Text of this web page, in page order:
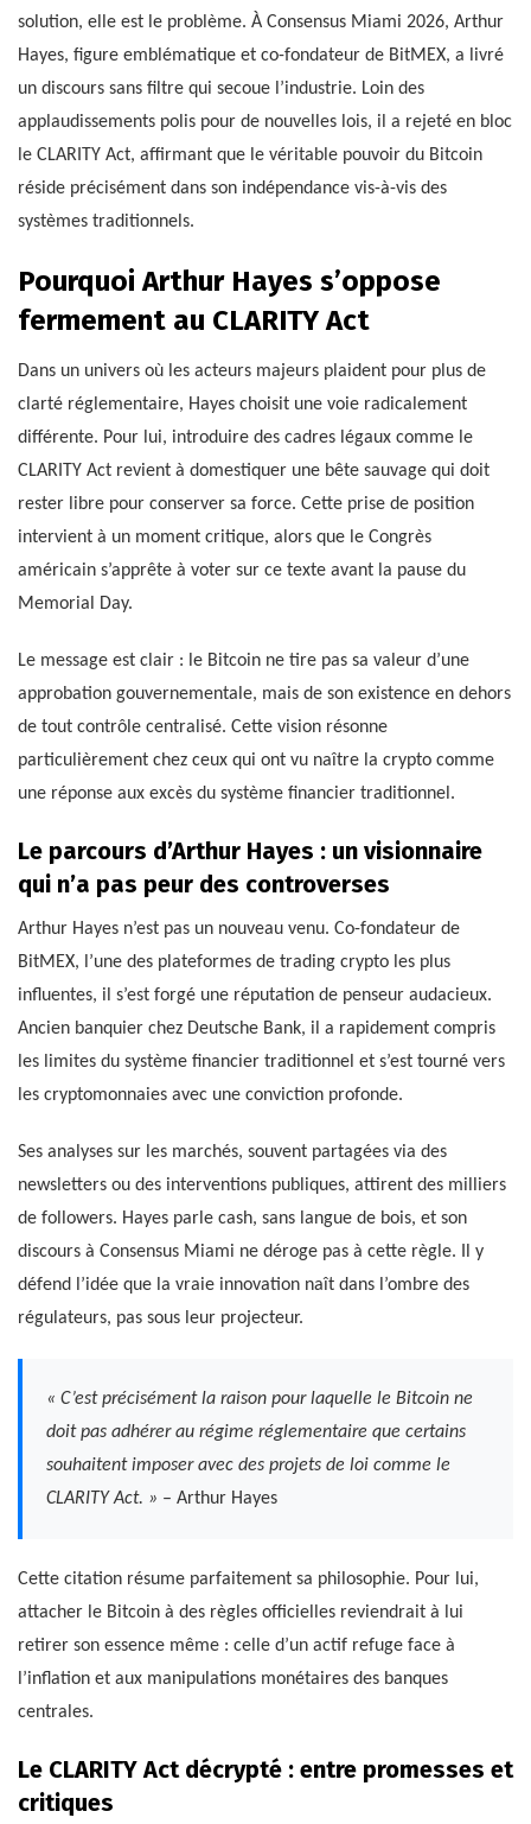
solution, elle est le problème. À Consensus Miami 2026, Arthur
Hayes, figure emblématique et co-fondateur de BitMEX, a livré
un discours sans filtre qui secoue l’industrie. Loin des
applaudissements polis pour de nouvelles lois, il a rejeté en bloc
le CLARITY Act, affirmant que le véritable pouvoir du Bitcoin
réside précisément dans son indépendance vis-à-vis des
systèmes traditionnels.
Pourquoi Arthur Hayes s’oppose
fermement au CLARITY Act
Dans un univers où les acteurs majeurs plaident pour plus de
clarté réglementaire, Hayes choisit une voie radicalement
différente. Pour lui, introduire des cadres légaux comme le
CLARITY Act revient à domestiquer une bête sauvage qui doit
rester libre pour conserver sa force. Cette prise de position
intervient à un moment critique, alors que le Congrès
américain s’apprête à voter sur ce texte avant la pause du
Memorial Day.
Le message est clair : le Bitcoin ne tire pas sa valeur d’une
approbation gouvernementale, mais de son existence en dehors
de tout contrôle centralisé. Cette vision résonne
particulièrement chez ceux qui ont vu naître la crypto comme
une réponse aux excès du système financier traditionnel.
Le parcours d’Arthur Hayes : un visionnaire
qui n’a pas peur des controverses
Arthur Hayes n’est pas un nouveau venu. Co-fondateur de
BitMEX, l’une des plateformes de trading crypto les plus
influentes, il s’est forgé une réputation de penseur audacieux.
Ancien banquier chez Deutsche Bank, il a rapidement compris
les limites du système financier traditionnel et s’est tourné vers
les cryptomonnaies avec une conviction profonde.
Ses analyses sur les marchés, souvent partagées via des
newsletters ou des interventions publiques, attirent des milliers
de followers. Hayes parle cash, sans langue de bois, et son
discours à Consensus Miami ne déroge pas à cette règle. Il y
défend l’idée que la vraie innovation naît dans l’ombre des
régulateurs, pas sous leur projecteur.
« C’est précisément la raison pour laquelle le Bitcoin ne
doit pas adhérer au régime réglementaire que certains
souhaitent imposer avec des projets de loi comme le
CLARITY Act. » – Arthur Hayes
Cette citation résume parfaitement sa philosophie. Pour lui,
attacher le Bitcoin à des règles officielles reviendrait à lui
retirer son essence même : celle d’un actif refuge face à
l’inflation et aux manipulations monétaires des banques
centrales.
Le CLARITY Act décrypté : entre promesses et
critiques